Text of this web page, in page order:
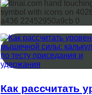
Как рассчитать